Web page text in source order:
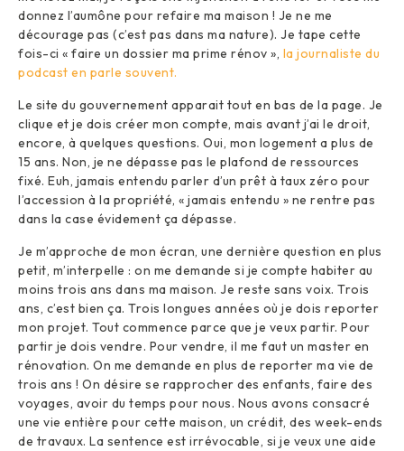
donnez l’aumône pour refaire ma maison ! Je ne me
décourage pas (c’est pas dans ma nature). Je tape cette
fois-ci « faire un dossier ma prime rénov », la journaliste du
podcast en parle souvent.
Le site du gouvernement apparait tout en bas de la page. Je
clique et je dois créer mon compte, mais avant j’ai le droit,
encore, à quelques questions. Oui, mon logement a plus de
15 ans. Non, je ne dépasse pas le plafond de ressources
fixé. Euh, jamais entendu parler d’un prêt à taux zéro pour
l’accession à la propriété, « jamais entendu » ne rentre pas
dans la case évidement ça dépasse.
Je m’approche de mon écran, une dernière question en plus
petit, m’interpelle : on me demande si je compte habiter au
moins trois ans dans ma maison. Je reste sans voix. Trois
ans, c’est bien ça. Trois longues années où je dois reporter
mon projet. Tout commence parce que je veux partir. Pour
partir je dois vendre. Pour vendre, il me faut un master en
rénovation. On me demande en plus de reporter ma vie de
trois ans ! On désire se rapprocher des enfants, faire des
voyages, avoir du temps pour nous. Nous avons consacré
une vie entière pour cette maison, un crédit, des week-ends
de travaux. La sentence est irrévocable, si je veux une aide